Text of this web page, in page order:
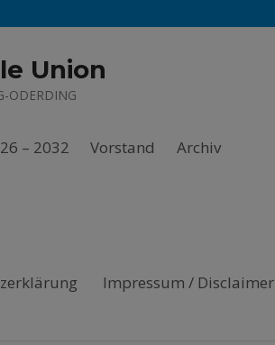
Union
ODERDING
– 2032 Vorstand Archiv
Impressum / Disclaimer